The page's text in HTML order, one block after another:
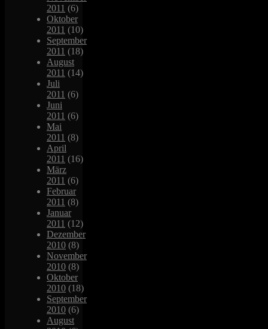
2011 (6)
Oktober
2011 (10)
September
2011 (18)
August
2011 (14)
Juli
2011 (6)
Juni
2011 (6)
Mai
2011 (8)
April
2011 (16)
März
2011 (6)
Februar
2011 (8)
Januar
2011 (12)
Dezember
2010 (8)
November
2010 (8)
Oktober
2010 (18)
September
2010 (6)
August